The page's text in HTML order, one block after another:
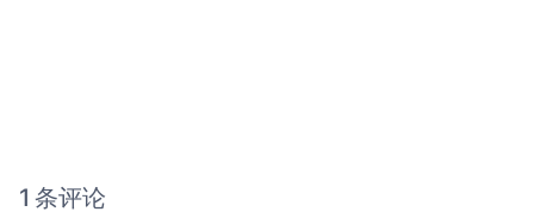
1 条评论